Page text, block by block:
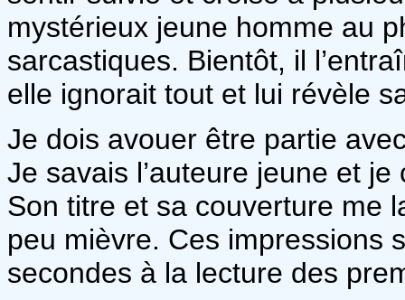
mystérieux jeune homme au
sarcastiques. Bientôt, il
elle ignorait tout et lui révèle
Je dois avouer être partie
Je savais l’auteure jeune et
Son titre et sa couverture me
peu mièvre. Ces impressions
secondes à la lecture des